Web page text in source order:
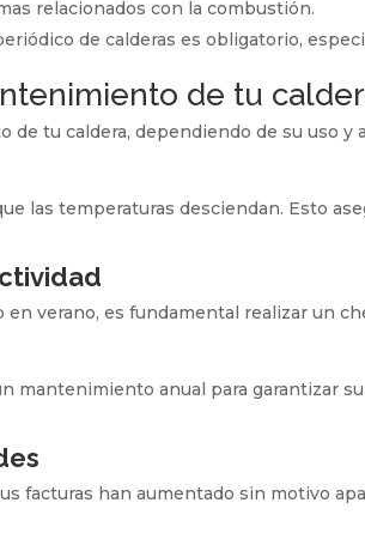
relacionados con la combustión.
de calderas es obligatorio,
de tu
tu caldera, dependiendo de su uso y
las temperaturas desciendan. Esto
verano, es fundamental realizar un
mantenimiento anual para garantizar
facturas han aumentado sin motivo